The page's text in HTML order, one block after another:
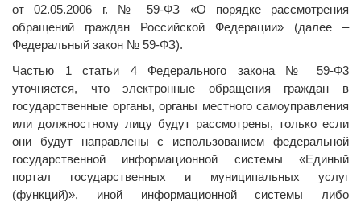
от 02.05.2006 г. № 59-ФЗ «О порядке рассмотрения
обращений граждан Российской Федерации» (далее –
Федеральный закон № 59-ФЗ).
Частью 1 статьи 4 Федерального закона № 59-Ф3
уточняется, что электронные обращения граждан в
государственные органы, органы местного самоуправления
или должностному лицу будут рассмотрены, только если
они будут направлены с использованием федеральной
государственной информационной системы «Единый
портал государственных и муниципальных услуг
(функций)», иной информационной системы либо